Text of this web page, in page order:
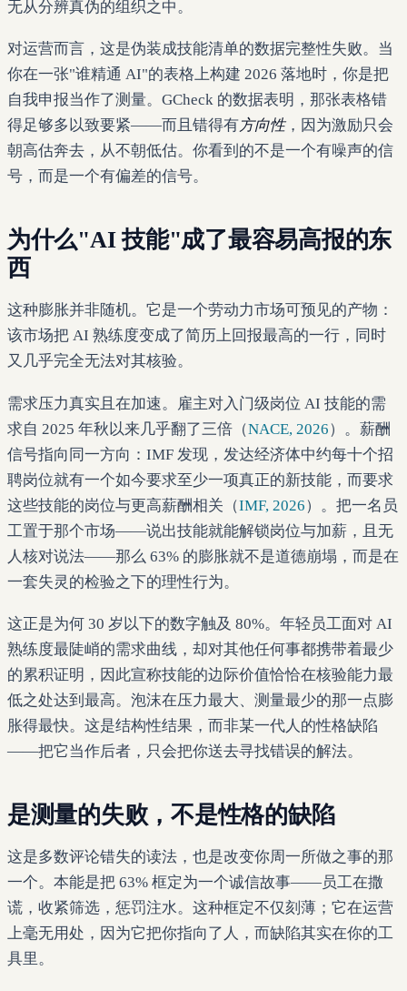
无从分辨真伪的组织之中。
对运营而言，这是伪装成技能清单的数据完整性失败。当
你在一张"谁精通 AI"的表格上构建 2026 落地时，你是把
自我申报当作了测量。GCheck 的数据表明，那张表格错
得足够多以致要紧——而且错得有方向性，因为激励只会
朝高估奔去，从不朝低估。你看到的不是一个有噪声的信
号，而是一个有偏差的信号。
为什么"AI 技能"成了最容易高报的东
西
这种膨胀并非随机。它是一个劳动力市场可预见的产物：
该市场把 AI 熟练度变成了简历上回报最高的一行，同时
又几乎完全无法对其核验。
需求压力真实且在加速。雇主对入门级岗位 AI 技能的需
求自 2025 年秋以来几乎翻了三倍（NACE, 2026）。薪酬
信号指向同一方向：IMF 发现，发达经济体中约每十个招
聘岗位就有一个如今要求至少一项真正的新技能，而要求
这些技能的岗位与更高薪酬相关（IMF, 2026）。把一名员
工置于那个市场——说出技能就能解锁岗位与加薪，且无
人核对说法——那么 63% 的膨胀就不是道德崩塌，而是在
一套失灵的检验之下的理性行为。
这正是为何 30 岁以下的数字触及 80%。年轻员工面对 AI
熟练度最陡峭的需求曲线，却对其他任何事都携带着最少
的累积证明，因此宣称技能的边际价值恰恰在核验能力最
低之处达到最高。泡沫在压力最大、测量最少的那一点膨
胀得最快。这是结构性结果，而非某一代人的性格缺陷
——把它当作后者，只会把你送去寻找错误的解法。
是测量的失败，不是性格的缺陷
这是多数评论错失的读法，也是改变你周一所做之事的那
一个。本能是把 63% 框定为一个诚信故事——员工在撒
谎，收紧筛选，惩罚注水。这种框定不仅刻薄；它在运营
上毫无用处，因为它把你指向了人，而缺陷其实在你的工
具里。